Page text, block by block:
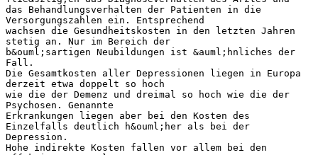
das Behandlungsverhalten der Patienten in die
Versorgungszahlen ein. Entsprechend
wachsen die Gesundheitskosten in den letzten Jahren
stetig an. Nur im Bereich der
b&ouml;sartigen Neubildungen ist &auml;hnliches der
Fall.
Die Gesamtkosten aller Depressionen liegen in Europa
derzeit etwa doppelt so hoch
wie die der Demenz und dreimal so hoch wie die der
Psychosen. Genannte
Erkrankungen liegen aber bei den Kosten des
Einzelfalls deutlich h&ouml;her als bei der
Depression.
Hohe indirekte Kosten fallen vor allem bei den